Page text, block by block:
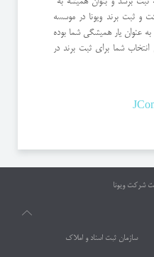
و ثبت برند ویونا در موسسه
عنوان یار همیشگی شما بوده
انتخاب شما برای ثبت برند در
شرکت ویونا
سازمان ثبت اسناد و املاک